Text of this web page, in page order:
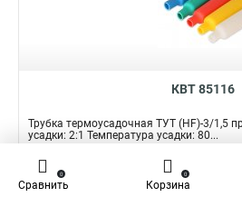
КВТ 85116
Трубка термоусадочная ТУТ (HF)-3/1,5
усадки: 2:1 Температура усадки: 80...
Подробнее
Наличие:
Сравнить
0
Корзина
0